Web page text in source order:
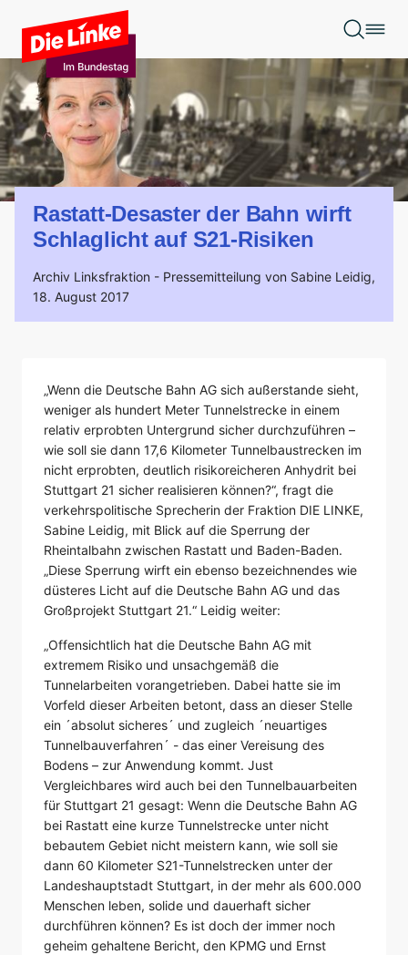
Zum Hauptinhalt springen
Rastatt-Desaster der Bahn wirft
Schlaglicht auf S21-Risiken
Archiv Linksfraktion - Pressemitteilung von Sabine Leidig,
18. August 2017
„Wenn die Deutsche Bahn AG sich außerstande sieht,
weniger als hundert Meter Tunnelstrecke in einem
relativ erprobten Untergrund sicher durchzuführen –
wie soll sie dann 17,6 Kilometer Tunnelbaustrecken im
nicht erprobten, deutlich risikoreicheren Anhydrit bei
Stuttgart 21 sicher realisieren können?“, fragt die
verkehrspolitische Sprecherin der Fraktion DIE LINKE,
Sabine Leidig, mit Blick auf die Sperrung der
Rheintalbahn zwischen Rastatt und Baden-Baden.
„Diese Sperrung wirft ein ebenso bezeichnendes wie
düsteres Licht auf die Deutsche Bahn AG und das
Großprojekt Stuttgart 21.“ Leidig weiter:
„Offensichtlich hat die Deutsche Bahn AG mit
extremem Risiko und unsachgemäß die
Tunnelarbeiten vorangetrieben. Dabei hatte sie im
Vorfeld dieser Arbeiten betont, dass an dieser Stelle
ein ´absolut sicheres´ und zugleich ´neuartiges
Tunnelbauverfahren´ - das einer Vereisung des
Bodens – zur Anwendung kommt. Just
Vergleichbares wird auch bei den Tunnelbauarbeiten
für Stuttgart 21 gesagt: Wenn die Deutsche Bahn AG
bei Rastatt eine kurze Tunnelstrecke unter nicht
bebautem Gebiet nicht meistern kann, wie soll sie
dann 60 Kilometer S21-Tunnelstrecken unter der
Landeshauptstadt Stuttgart, in der mehr als 600.000
Menschen leben, solide und dauerhaft sicher
durchführen können? Es ist doch der immer noch
geheim gehaltene Bericht, den KPMG und Ernst